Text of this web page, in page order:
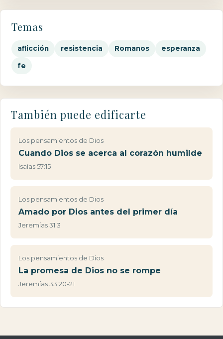
Temas
aflicción resistencia Romanos esperanza
fe
También puede edificarte
Los pensamientos de Dios
Cuando Dios se acerca al corazón humilde
Isaías 57:15
Los pensamientos de Dios
Amado por Dios antes del primer día
Jeremías 31:3
Los pensamientos de Dios
La promesa de Dios no se rompe
Jeremías 33:20-21